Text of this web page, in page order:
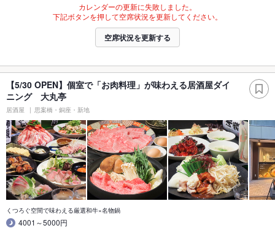
カレンダーの更新に失敗しました。
下記ボタンを押して空席状況を更新してください。
空席状況を更新する
【5/30 OPEN】個室で「お肉料理」が味わえる居酒屋ダイ
ニング 大丸亭
居酒屋 思案橋・銅座・新地
くつろぐ空間で味わえる厳選和牛×名物鍋
4001～5000円